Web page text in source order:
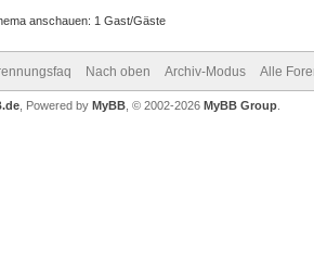
anschauen: 1 Gast/Gäste
Nach oben Archiv-Modus Alle
, Powered by MyBB , © 2002-2026 MyBB Group